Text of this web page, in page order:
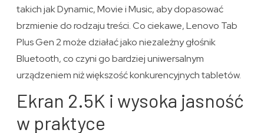
takich jak Dynamic, Movie i Music, aby dopasować
brzmienie do rodzaju treści. Co ciekawe, Lenovo Tab
Plus Gen 2 może działać jako niezależny głośnik
Bluetooth, co czyni go bardziej uniwersalnym
urządzeniem niż większość konkurencyjnych tabletów.
Ekran 2.5K i wysoka jasność
w praktyce